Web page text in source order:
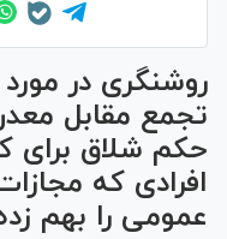
روشنگری در
تجمع‌ مقابل
حکم شلاق برای
افرادی که
عمومی را بهم